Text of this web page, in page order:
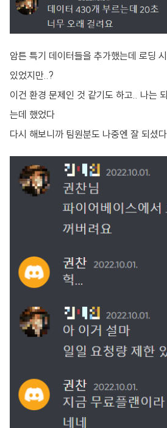
암튼 특기 데이터들을 추가했는데 로딩
있었지만..?
이건 환경 문제인 것 같기도 하고.. 나는
는데 했었다
다시 해보니까 팀원분도 나중엔 잘 되셨